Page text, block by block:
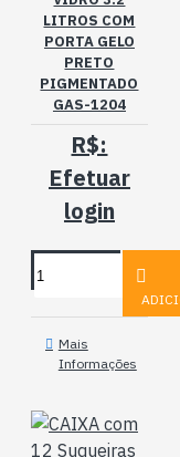
LITROS COM
PORTA GELO
PRETO
PIGMENTADO
GAS-1204
R$:
Efetuar
login
Mais
Informações